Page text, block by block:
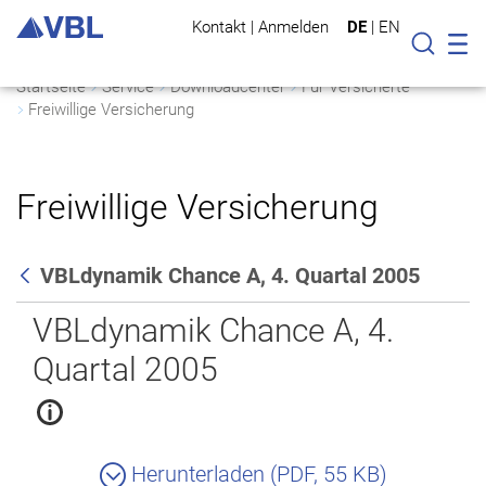
Kontakt | Anmelden DE | EN
Suche
Startseite Service Downloadcenter
Für Versicherte
Freiwillige Versicherung
Freiwillige Versicherung
Zurück
VBLdynamik Chance A, 4. Quartal 2005
VBLdynamik Chance A, 4.
Quartal 2005
Herunterladen (PDF, 55 KB)